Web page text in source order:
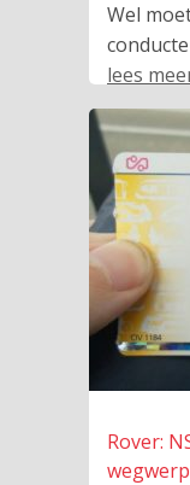
Wel
lees
Rover: